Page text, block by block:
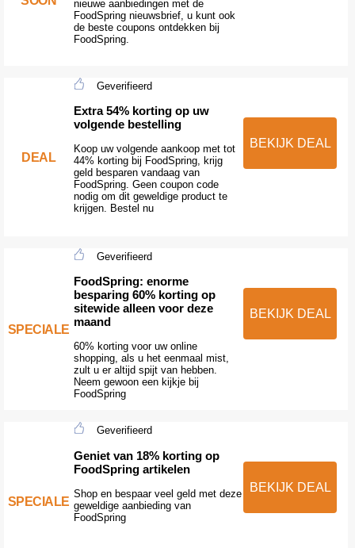
nieuwe aanbiedingen met de
FoodSpring nieuwsbrief, u kunt ook
de beste coupons ontdekken bij
FoodSpring.
DEAL
Geverifieerd
Extra 54% korting op uw
volgende bestelling
Koop uw volgende aankoop met tot
44% korting bij FoodSpring, krijg
geld besparen vandaag van
FoodSpring. Geen coupon code
nodig om dit geweldige product te
krijgen. Bestel nu
BEKIJK DEAL
SPECIALE
Geverifieerd
FoodSpring: enorme
besparing 60% korting op
sitewide alleen voor deze
maand
60% korting voor uw online
shopping, als u het eenmaal mist,
zult u er altijd spijt van hebben.
Neem gewoon een kijkje bij
FoodSpring
BEKIJK DEAL
SPECIALE
Geverifieerd
Geniet van 18% korting op
FoodSpring artikelen
Shop en bespaar veel geld met deze
geweldige aanbieding van
FoodSpring
BEKIJK DEAL